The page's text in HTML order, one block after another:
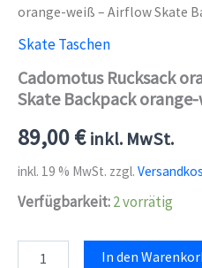
orange-weiß – Airflow Skate
Skate Taschen
Cadomotus Rucksack
Skate Backpack
89,00€ inkl. MwSt.
inkl. 19 % MwSt. zzgl.
Verfügbarkeit:2 vorrätig
In den